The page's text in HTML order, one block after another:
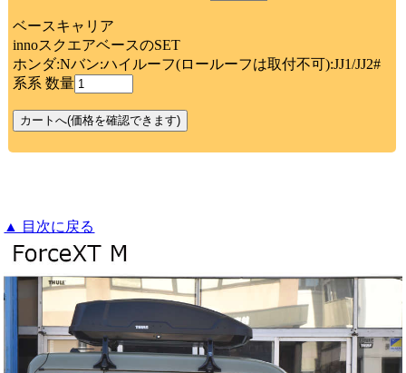
ベースキャリア
innoスクエアベースのSET
ホンダ:Nバン:ハイルーフ(ロールーフは取付不可):JJ1/JJ2#
系系 数量
▲ 目次に戻る